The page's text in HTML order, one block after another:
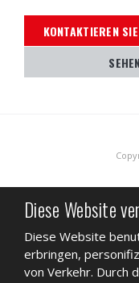
KONTAKTIEREN
Diese Website ist
Diese Website
Diese Website
erbringen,
von Verkehr. Durch